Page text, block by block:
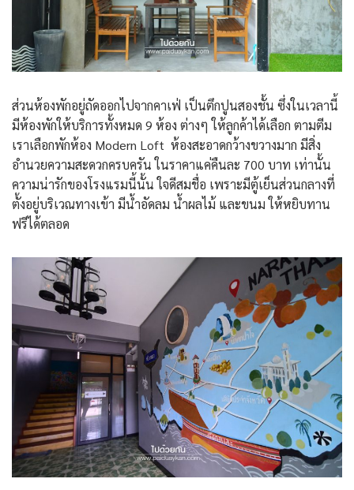
ส่วนห้องพักอยู่ถัดออกไปจากคาเฟ่ เป็นตึกปูนสองชั้น ซึ่งในเวลานี้
มีห้องพักให้บริการทั้งหมด 9 ห้อง ต่างๆ ให้ลูกค้าได้เลือก ตามตีม
เราเลือกพักห้อง Modern Loft ห้องสะอาดกว้างขวางมาก มีสิ่ง
อำนวยความสะดวกครบครัน ในราคาแค่คืนละ 700 บาท เท่านั้น
ความน่ารักของโรงแรมนี้นั้น ใจดีสมชื่อ เพราะมีตู้เย็นส่วนกลางที่
ตั้งอยู่บริเวณทางเข้า มีน้ำอัดลม น้ำผลไม้ และขนม ให้หยิบทาน
ฟรีได้ตลอด